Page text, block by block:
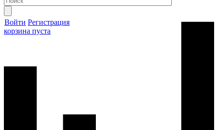
Войти Регистрация
корзина пуста